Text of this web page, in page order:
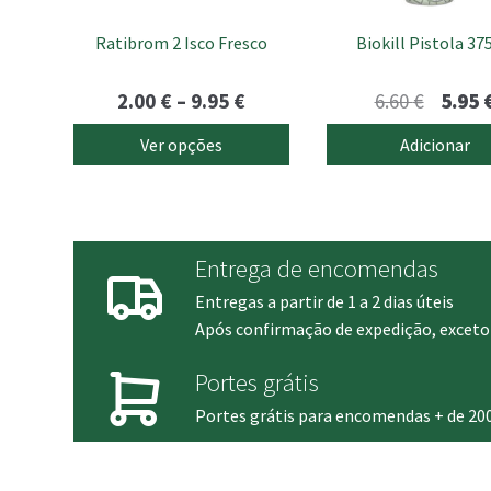
Ratibrom 2 Isco Fresco
2.00 € – 9.95 €
range:
2.00 €
Ver opções
product
Biokill Pistola
6.60€
preço
5.95
Adicionar
Entrega de encomendas
Entregas a partir de 1 a 2 dias úteis
Após confirmação de expedição,
Portes grátis
Portes grátis para encomendas + de